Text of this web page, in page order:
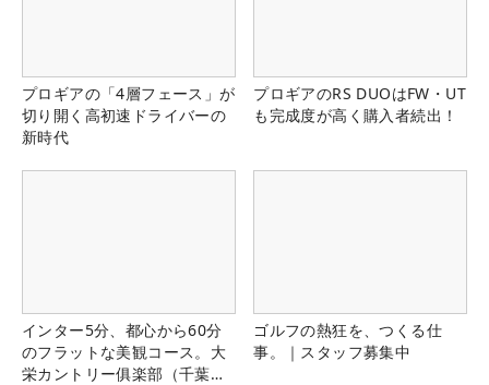
プロギアの「4層フェース」が
切り開く高初速ドライバーの
新時代
プロギアのRS DUOはFW・UT
も完成度が高く購入者続出！
インター5分、都心から60分
のフラットな美観コース。大
栄カントリー俱楽部（千葉
ゴルフの熱狂を、つくる仕
事。｜スタッフ募集中